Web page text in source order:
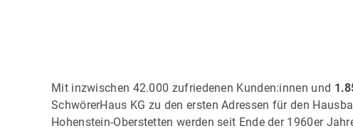
Mit inzwischen 42.000 zufriedenen Kunden:innen und
SchwörerHaus KG zu den ersten Adressen für den
Hohenstein-Oberstetten werden seit Ende der 1960er